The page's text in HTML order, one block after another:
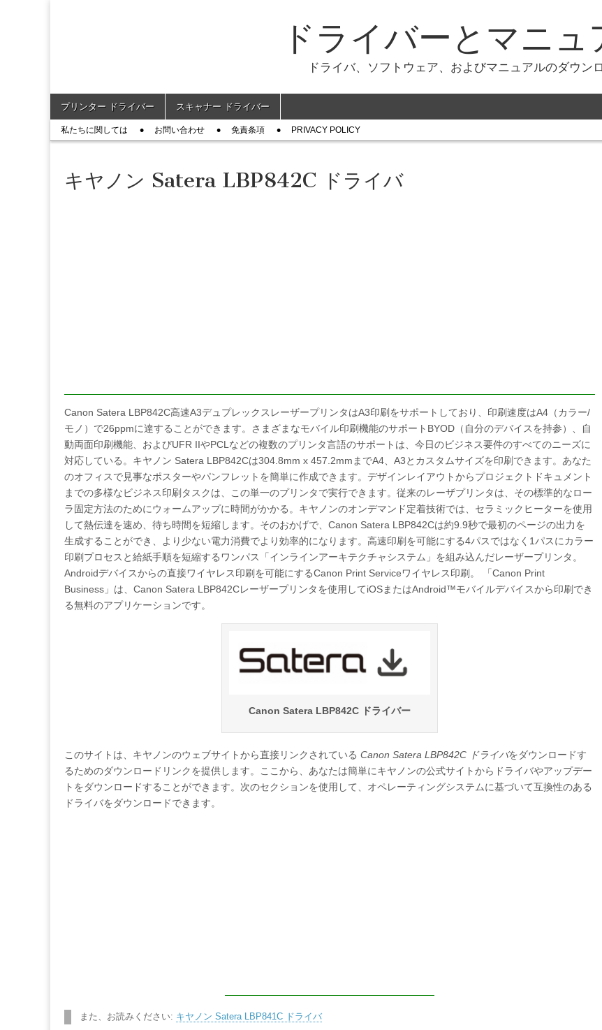
ドライバーとマニュ
ドライバ、ソフトウェア、およびマニュアルのダウン
Main
menu
Skip
content
プリンター ドライバー スキャナー ドライバー
Sub
menu
私たちに関しては お問い合わせ 免責条項 PRIVACY POLICY
キヤノン Satera LBP842C ドライバ
Canon Satera LBP842C高速A3デュプレックスレーザープリンタはA3印刷をサポートしており、印刷速度はA4（カラー/
モノ）で26ppmに達することができます。さまざまなモバイル印刷機能のサポートBYOD（自分のデバイスを持参）、自
動両面印刷機能、およびUFR IIやPCLなどの複数のプリンタ言語のサポートは、今日のビジネス要件のすべてのニーズに
対応している。キヤノン Satera LBP842Cは304.8mm x 457.2mmまでA4、A3とカスタムサイズを印刷できます。あなた
のオフィスで見事なポスターやパンフレットを簡単に作成できます。デザインレイアウトからプロジェクトドキュメント
までの多様なビジネス印刷タスクは、この単一のプリンタで実行できます。従来のレーザプリンタは、その標準的なロー
ラ固定方法のためにウォームアップに時間がかかる。キヤノンのオンデマンド定着技術では、セラミックヒーターを使用
して熱伝達を速め、待ち時間を短縮します。そのおかげで、Canon Satera LBP842Cは約9.9秒で最初のページの出力を
生成することができ、より少ない電力消費でより効率的になります。高速印刷を可能にする4パスではなく1パスにカラー
印刷プロセスと給紙手順を短縮するワンパス「インラインアーキテクチャシステム」を組み込んだレーザープリンタ。
Androidデバイスからの直接ワイヤレス印刷を可能にするCanon Print Serviceワイヤレス印刷。 「Canon Print
Business」は、Canon Satera LBP842Cレーザープリンタを使用してiOSまたはAndroid™モバイルデバイスから印刷でき
る無料のアプリケーションです。
Canon Satera LBP842C ドライバー
このサイトは、キヤノンのウェブサイトから直接リンクされている Canon Satera LBP842C ドライバをダウンロードす
るためのダウンロードリンクを提供します。ここから、あなたは簡単にキヤノンの公式サイトからドライバやアップデー
トをダウンロードすることができます。次のセクションを使用して、オペレーティングシステムに基づいて互換性のある
ドライバをダウンロードできます。
また、お読みください: キヤノン Satera LBP841C ドライバ